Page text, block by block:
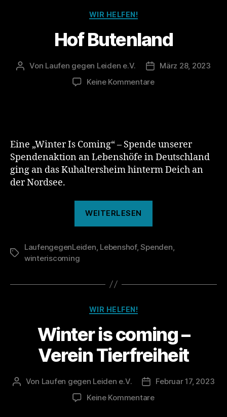
Kategorien
WIR HELFEN!
Hof Butenland
Beitragsautor
Von Laufen gegen Leiden e.V.
März 28, 2023
Keine Kommentarezu
Eine „Winter Is Coming“ – Spende unserer
Spendenaktion an Lebenshöfe in Deutschland
ging an das Kuhaltersheim hinterm Deich an
der Nordsee.
WEITERLESEN
Schlagwörter
LaufengegenLeiden, Lebenshof,Spenden,
winteriscoming
Kategorien
WIR HELFEN!
Winter is coming –
Verein Tierfreiheit
Beitragsautor
Von Laufen gegen Leiden e.V.
Februar 17, 2023
Keine Kommentarezu